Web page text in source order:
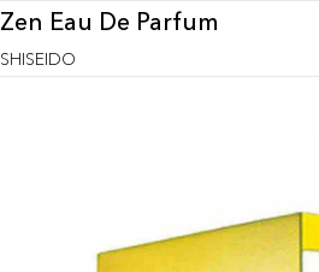
Zen Eau De Parfum
SHISEIDO